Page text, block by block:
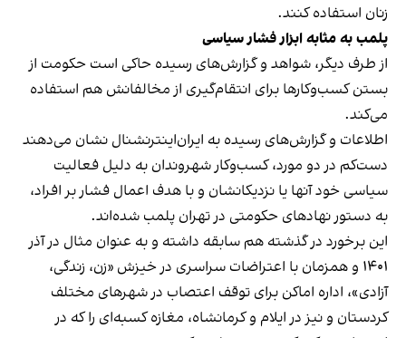
زنان استفاده کنند.
پلمب به مثابه ابزار فشار سیاسی
از طرف دیگر، شواهد و گزارش‌های رسیده حاکی است حکومت از
بستن کسب‌وکارها برای انتقام‌گیری از مخالفانش هم استفاده
می‌کند.
اطلاعات و گزارش‌های رسیده به ایران‌اینترنشنال نشان می‌دهند
دست‌کم در دو مورد، کسب‌وکار شهروندان به دلیل فعالیت
سیاسی خود آنها یا نزدیکانشان و با هدف اعمال فشار بر افراد،
به دستور نهادهای حکومتی در تهران پلمب شده‌اند.
این برخورد در گذشته هم سابقه داشته و به عنوان مثال در آذر
۱۴۰۱ و همزمان با اعتراضات سراسری در خیزش «زن، زندگی،
آزادی»، اداره اماکن برای توقف اعتصاب در شهرهای مختلف
کردستان و نیز در ایلام و کرمانشاه، مغازه کسبه‌ای را که در